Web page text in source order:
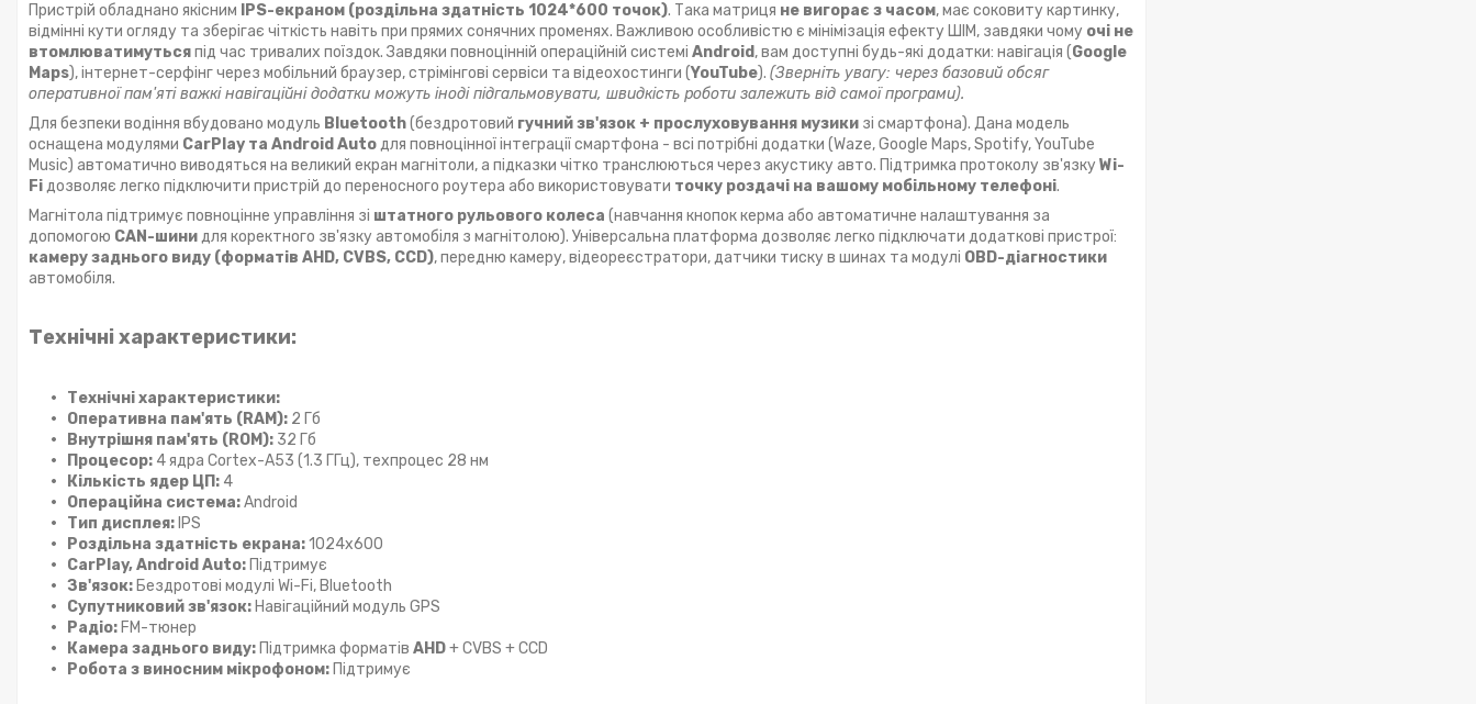
Пристрій обладнано якісним IPS-екраном (роздільна здатність 1024*600 точок). Така матриця не вигорає з часом, має соковиту картинку,
відмінні кути огляду та зберігає чіткість навіть при прямих сонячних променях. Важливою особливістю є мінімізація ефекту ШІМ, завдяки чому очі не
втомлюватимутьсяпід час тривалих поїздок. Завдяки повноцінній операційній системі Android, вам доступні будь-які додатки: навігація (Google
Maps), інтернет-серфінг через мобільний браузер, стрімінгові сервіси та відеохостинги (YouTube). (Зверніть увагу: через базовий обсяг
оперативної пам'яті важкі навігаційні додатки можуть іноді підгальмовувати, швидкість роботи залежить від самої програми).
Для безпеки водіння вбудовано модуль Bluetooth(бездротовий гучний зв'язок + прослуховування музики зі смартфона). Дана модель
оснащена модулями CarPlay та Android Autoдля повноцінної інтеграції смартфона - всі потрібні додатки (Waze, Google Maps, Spotify, YouTube
Music) автоматично виводяться на великий екран магнітоли, а підказки чітко транслюються через акустику авто. Підтримка протоколу зв'язку Wi-
Fiдозволяє легко підключити пристрій до переносного роутера або використовувати точку роздачі на вашому мобільному телефоні.
Магнітола підтримує повноцінне управління зі штатного рульового колеса (навчання кнопок керма або автоматичне налаштування за
допомогою CAN-шинидля коректного зв'язку автомобіля з магнітолою). Універсальна платформа дозволяє легко підключати додаткові пристрої:
камеру заднього виду (форматів AHD, CVBS, CCD), передню камеру, відеореєстратори, датчики тиску в шинах та модулі OBD-діагностики
автомобіля.
Технічні характеристики:
Технічні характеристики:
Оперативна пам'ять (RAM): 2 Гб
Внутрішня пам'ять (ROM): 32 Гб
Процесор: 4 ядра Cortex-A53 (1.3 ГГц), техпроцес 28 нм
Кількість ядер ЦП: 4
Операційна система:Android
Тип дисплея:IPS
Роздільна здатність екрана:1024x600
CarPlay, Android Auto:Підтримує
Зв'язок:Бездротові модулі Wi-Fi, Bluetooth
Супутниковий зв'язок:Навігаційний модуль GPS
Радіо:FM-тюнер
Камера заднього виду:Підтримка форматів AHD+ CVBS + CCD
Робота з виносним мікрофоном:Підтримує